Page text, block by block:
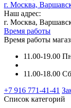
г. Москва,
Наш адрес:
г. Москва,
Время работы
Время работы
11.00-19.00
11.00-18.00
+7 916 771-41-41
Список категорий